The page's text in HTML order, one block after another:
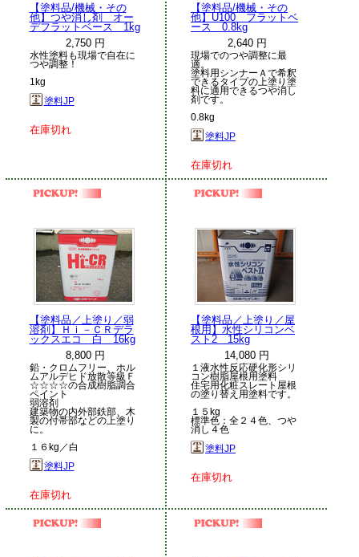
【塗料品/機械・その
他】つや消し剤 オー
デフラットベース 1kg
2,750 円
水性塗料も現場で自在に
つや調整！
1kg
塗料JP
在庫切れ
【塗料品/機械・その
他】U100 フラットベ
ース 0.8kg
2,640 円
現場でのつや調整に最
適。
塗料用シンナーＡで希釈
できるタイプの上塗り塗
料に適用できるつや消し
剤です。
0.8kg
塗料JP
在庫切れ
【塗料品／上塗り／弱
溶剤】Ｈｉ－ＣＲデラ
ックスエコ 白 16kg
8,800 円
鉛・クロムフリー、ホル
ムアルデヒド放散等級Ｆ
☆☆☆☆の合成樹脂調合
ペイント
弱溶剤
建築物の内外部鉄部、木
製の付帯部などの上塗り
に。
１６kg／白
塗料JP
在庫切れ
【塗料品／上塗り／屋
根用】水性シリコンベ
スト2 15kg
14,080 円
１液水性反応硬化形シリ
コン樹脂屋根用塗料
住宅用化粧スレート屋根
の塗り替え用塗料です。
１５kg
標準色：全２４色、つや
消し４色
塗料JP
在庫切れ